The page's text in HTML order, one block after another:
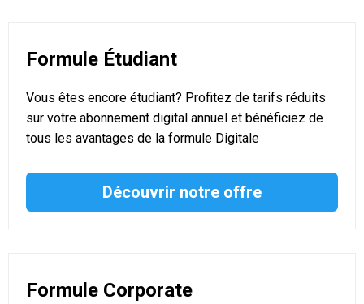
Formule Étudiant
Vous êtes encore étudiant? Profitez de tarifs réduits
sur votre abonnement digital annuel et bénéficiez de
tous les avantages de la formule Digitale
Découvrir notre offre
Formule Corporate